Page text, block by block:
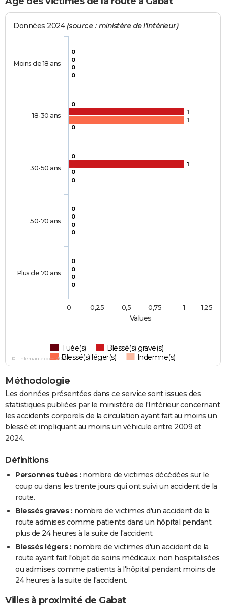
Values
Données 2024 (source : ministère de l'Intérieur)
0
0
0
0
0
0
1
1
0
0
0
1
0
0
0
0
0
0
0
0
Tuée(s)
Blessé(s) grave(s)
Blessé(s) léger(s)
Indemne(s)
Moins de 18 ans
18-30 ans
30-50 ans
50-70 ans
Plus de 70 ans
0 1
0,25 0,5 0,75 1,25
© Linternaute.com 2026
Méthodologie
Les données présentées dans ce service sont issues des
statistiques publiées par le ministère de l'Intérieur concernant
les accidents corporels de la circulation ayant fait au moins un
blessé et impliquant au moins un véhicule entre 2009 et
2024.
Définitions
Personnes tuées : nombre de victimes décédées sur le
coup ou dans les trente jours qui ont suivi un accident de la
route.
Blessés graves : nombre de victimes d'un accident de la
route admises comme patients dans un hôpital pendant
plus de 24 heures à la suite de l'accident.
Blessés légers : nombre de victimes d'un accident de la
route ayant fait l'objet de soins médicaux, non hospitalisées
ou admises comme patients à l'hôpital pendant moins de
24 heures à la suite de l'accident.
Villes à proximité de Gabat